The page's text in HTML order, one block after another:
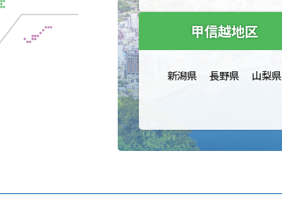
甲信越地区
新潟県 長野県 山梨県